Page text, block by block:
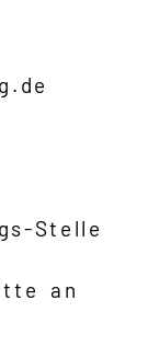
Stelle
an